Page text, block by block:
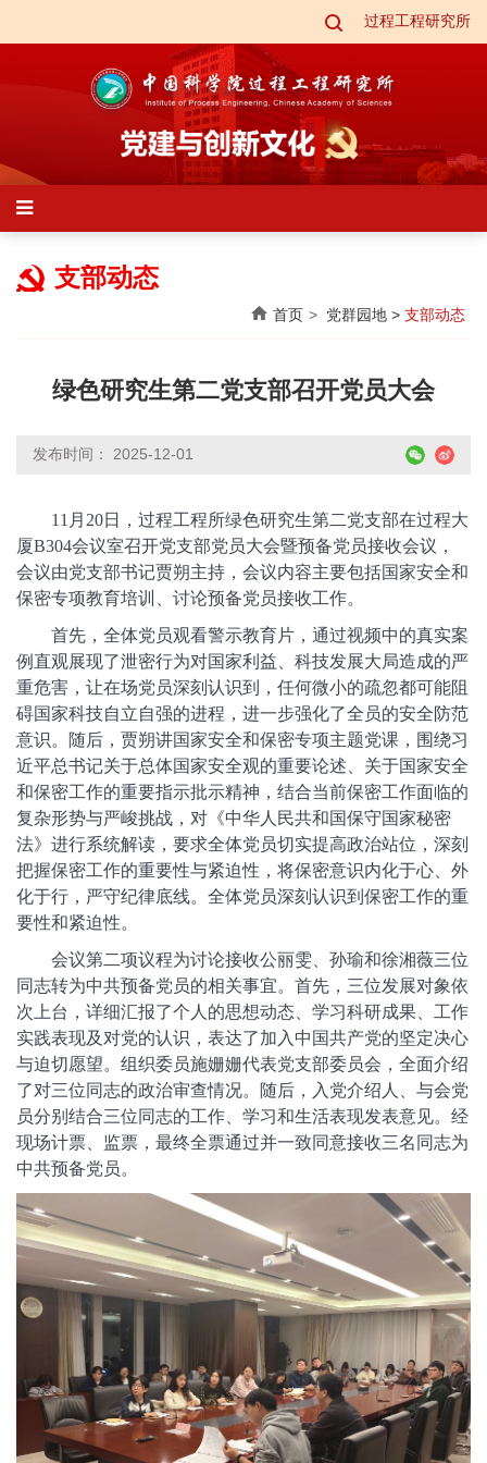
过程工程研究所
支部动态
首页 党群园地 > 支部动态
绿色研究生第二党支部召开党员大会
发布时间： 2025-12-01
11月20日，过程工程所绿色研究生第二党支部在过程大
厦B304会议室召开党支部党员大会暨预备党员接收会议，
会议由党支部书记贾朔主持，会议内容主要包括国家安全和
保密专项教育培训、讨论预备党员接收工作。
首先，全体党员观看警示教育片，通过视频中的真实案
例直观展现了泄密行为对国家利益、科技发展大局造成的严
重危害，让在场党员深刻认识到，任何微小的疏忽都可能阻
碍国家科技自立自强的进程，进一步强化了全员的安全防范
意识。随后，贾朔讲国家安全和保密专项主题党课，围绕习
近平总书记关于总体国家安全观的重要论述、关于国家安全
和保密工作的重要指示批示精神，结合当前保密工作面临的
复杂形势与严峻挑战，对《中华人民共和国保守国家秘密
法》进行系统解读，要求全体党员切实提高政治站位，深刻
把握保密工作的重要性与紧迫性，将保密意识内化于心、外
化于行，严守纪律底线。全体党员深刻认识到保密工作的重
要性和紧迫性。
会议第二项议程为讨论接收公丽雯、孙瑜和徐湘薇三位
同志转为中共预备党员的相关事宜。首先，三位发展对象依
次上台，详细汇报了个人的思想动态、学习科研成果、工作
实践表现及对党的认识，表达了加入中国共产党的坚定决心
与迫切愿望。组织委员施姗姗代表党支部委员会，全面介绍
了对三位同志的政治审查情况。随后，入党介绍人、与会党
员分别结合三位同志的工作、学习和生活表现发表意见。经
现场计票、监票，最终全票通过并一致同意接收三名同志为
中共预备党员。